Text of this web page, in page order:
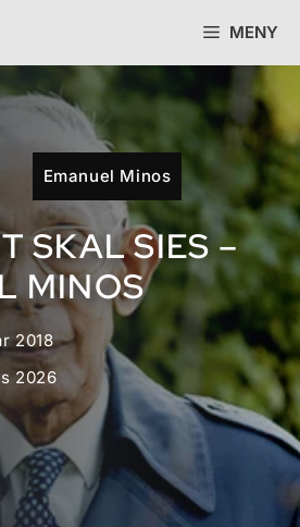
MENY
Emanuel Minos
SKAL SIES –
MINOS
2018
2026